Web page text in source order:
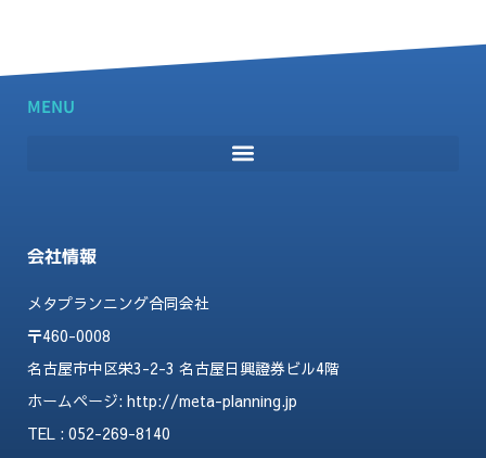
MENU
会社情報
メタプランニング合同会社
〒460-0008
名古屋市中区栄3-2-3 名古屋日興證券ビル4階
ホームページ: http://meta-planning.jp
TEL : 052-269-8140